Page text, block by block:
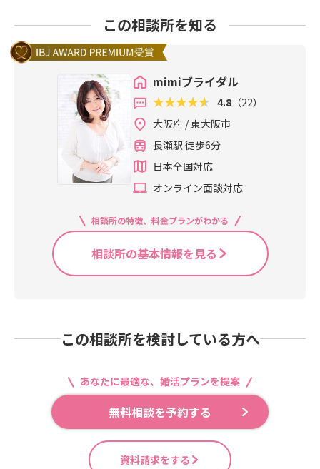
この相談所を知る
mimiブライダル
4.8 （22）
大阪府 / 東大阪市
長瀬駅 徒歩6分
日本全国対応
オンライン面談対応
相談所の特徴、料金プランがわかる
相談所の基本情報を見る
この相談所を検討している方へ
あなたに最適な、婚活プランを提案
無料相談を予約する
資料請求をする